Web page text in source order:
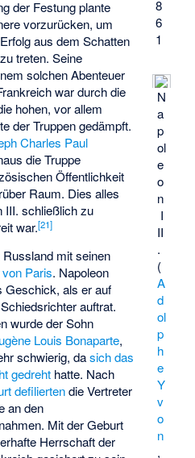
8
6
1
N
a
p
ol
e
o
n
I
II
.
(
A
d
ol
p
h
e
Y
v
o
n
,
der Festung plante
vorzurücken, um
aus dem Schatten
treten. Seine
solchen Abenteuer
war durch die
hohen, vor allem
der Truppen gedämpft.
Charles Paul
die Truppe
Öffentlichkeit
Raum. Dies alles
III. schließlich zu
war.[21]
mit seinen
Paris. Napoleon
Geschick, als er auf
auftrat.
wurde der Sohn
Louis Bonaparte,
schwierig, dasich das
gedreht hatte. Nach
defiliertendie Vertreter
an den
Mit der Geburt
Herrschaft der